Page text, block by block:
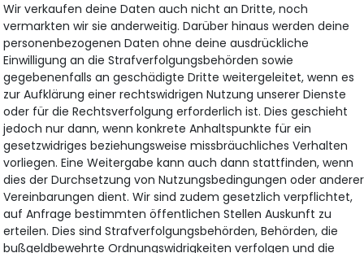
Wir verkaufen deine Daten auch nicht an Dritte, noch
vermarkten wir sie anderweitig. Darüber hinaus werden deine
personenbezogenen Daten ohne deine ausdrückliche
Einwilligung an die Strafverfolgungsbehörden sowie
gegebenenfalls an geschädigte Dritte weitergeleitet, wenn es
zur Aufklärung einer rechtswidrigen Nutzung unserer Dienste
oder für die Rechtsverfolgung erforderlich ist. Dies geschieht
jedoch nur dann, wenn konkrete Anhaltspunkte für ein
gesetzwidriges beziehungsweise missbräuchliches Verhalten
vorliegen. Eine Weitergabe kann auch dann stattfinden, wenn
dies der Durchsetzung von Nutzungsbedingungen oder anderer
Vereinbarungen dient. Wir sind zudem gesetzlich verpflichtet,
auf Anfrage bestimmten öffentlichen Stellen Auskunft zu
erteilen. Dies sind Strafverfolgungsbehörden, Behörden, die
bußgeldbewehrte Ordnungswidrigkeiten verfolgen und die